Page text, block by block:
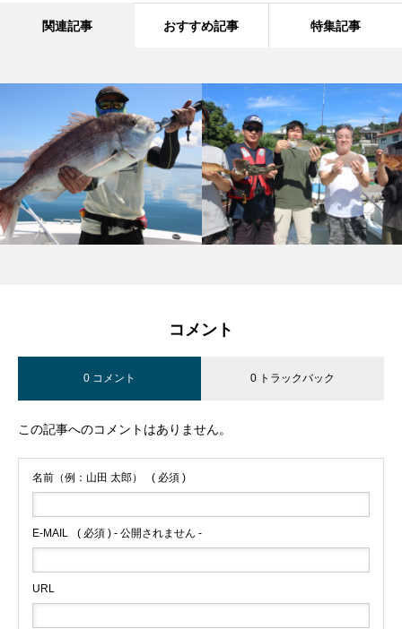
関連記事 おすすめ記事 特集記事
コメント
0 コメント 0 トラックバック
この記事へのコメントはありません。
名前（例：山田 太郎） ( 必須 )
E-MAIL ( 必須 ) - 公開されません -
URL